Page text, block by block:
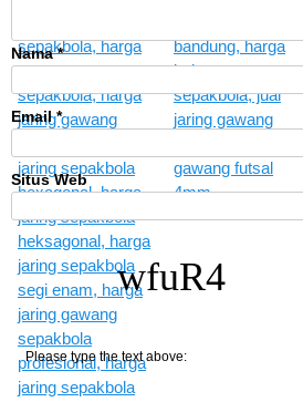
Nama*
Email*
Situs Web
wfuR4
Please type the text above: